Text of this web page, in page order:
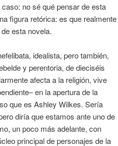
caso: no sé qué pensar de esta
figura retórica: es que realmente
esta novela.
idealista, pero también,
y perentoria, de dieciséis
afecta a la religión, vive
en la apertura de la
que es Ashley Wilkes. Sería
diría que estamos ante uno de
un poco más adelante, con
principal de personajes de la